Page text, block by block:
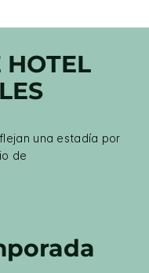
HOTEL
una estadía por
de